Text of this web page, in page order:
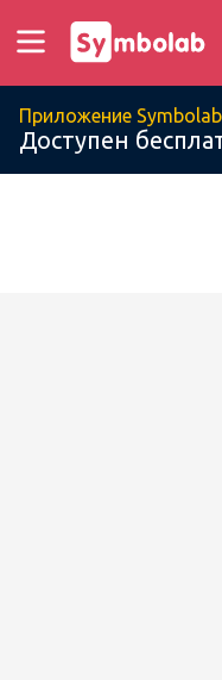
Приложение Symbolab
Доступен